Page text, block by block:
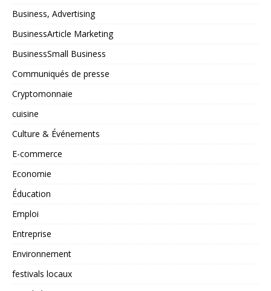
Business, Advertising
BusinessArticle Marketing
BusinessSmall Business
Communiqués de presse
Cryptomonnaie
cuisine
Culture & Événements
E-commerce
Economie
Éducation
Emploi
Entreprise
Environnement
festivals locaux